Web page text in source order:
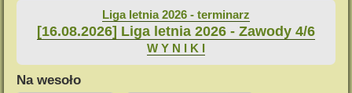
Liga letnia 2026 - terminarz
[16.08.2026] Liga letnia 2026 - Zawody 4/6
W Y N I K I
Na wesoło